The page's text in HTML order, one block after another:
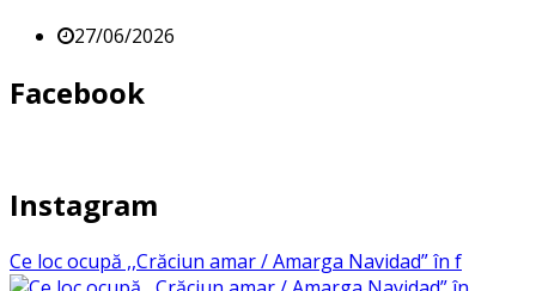
27/06/2026
Facebook
Instagram
Ce loc ocupă ,,Crăciun amar / Amarga Navidad” în f